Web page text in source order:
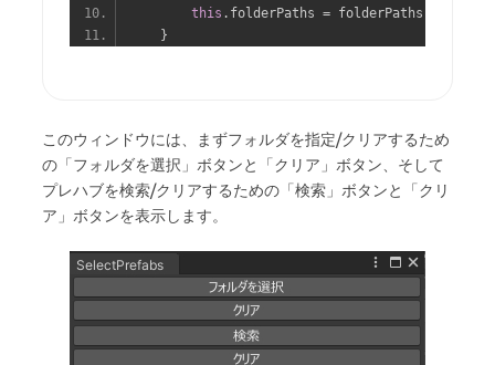
this . folderPaths = folderPaths
}
このウィンドウには、まずフォルダを指定/クリアするため
の「フォルダを選択」ボタンと「クリア」ボタン、そして
プレハブを検索/クリアするための「検索」ボタンと「クリ
ア」ボタンを表示します。